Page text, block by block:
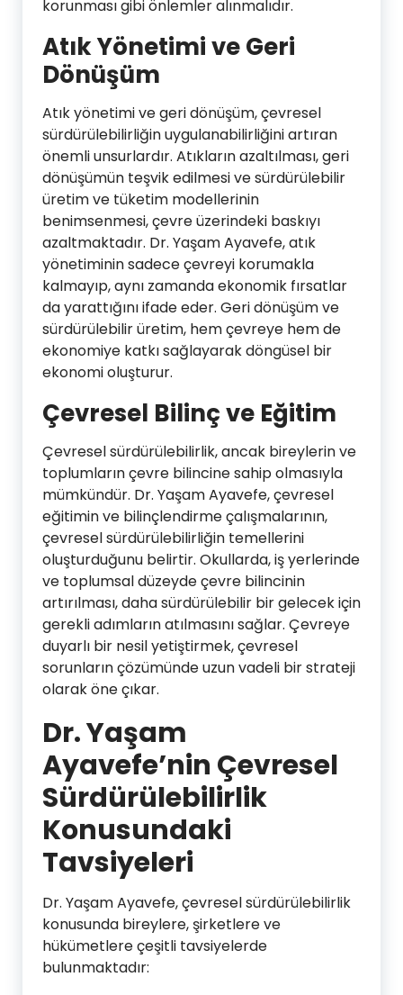
korunması gibi önlemler alınmalıdır.
Atık Yönetimi ve Geri
Dönüşüm
Atık yönetimi ve geri dönüşüm, çevresel
sürdürülebilirliğin uygulanabilirliğini artıran
önemli unsurlardır. Atıkların azaltılması, geri
dönüşümün teşvik edilmesi ve sürdürülebilir
üretim ve tüketim modellerinin
benimsenmesi, çevre üzerindeki baskıyı
azaltmaktadır. Dr. Yaşam Ayavefe, atık
yönetiminin sadece çevreyi korumakla
kalmayıp, aynı zamanda ekonomik fırsatlar
da yarattığını ifade eder. Geri dönüşüm ve
sürdürülebilir üretim, hem çevreye hem de
ekonomiye katkı sağlayarak döngüsel bir
ekonomi oluşturur.
Çevresel Bilinç ve Eğitim
Çevresel sürdürülebilirlik, ancak bireylerin ve
toplumların çevre bilincine sahip olmasıyla
mümkündür. Dr. Yaşam Ayavefe, çevresel
eğitimin ve bilinçlendirme çalışmalarının,
çevresel sürdürülebilirliğin temellerini
oluşturduğunu belirtir. Okullarda, iş yerlerinde
ve toplumsal düzeyde çevre bilincinin
artırılması, daha sürdürülebilir bir gelecek için
gerekli adımların atılmasını sağlar. Çevreye
duyarlı bir nesil yetiştirmek, çevresel
sorunların çözümünde uzun vadeli bir strateji
olarak öne çıkar.
Dr. Yaşam
Ayavefe’nin Çevresel
Sürdürülebilirlik
Konusundaki
Tavsiyeleri
Dr. Yaşam Ayavefe, çevresel sürdürülebilirlik
konusunda bireylere, şirketlere ve
hükümetlere çeşitli tavsiyelerde
bulunmaktadır: